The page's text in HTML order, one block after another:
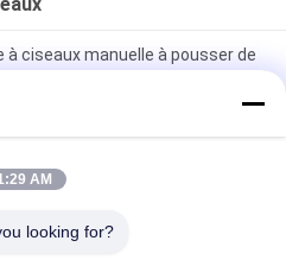
ciseaux manuelle à pousser de
électrique compacte de 14M
de charge de 450 kg
3,9 mètres avec plaque à
AM
looking for?